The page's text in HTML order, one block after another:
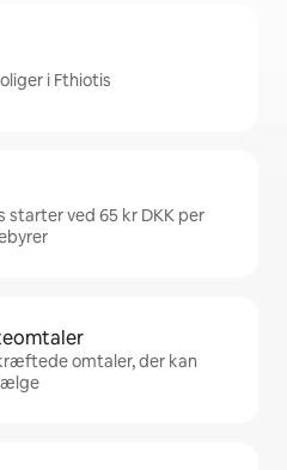
i Fthiotis
starter ved 65 kr DKK per
omtaler, der kan